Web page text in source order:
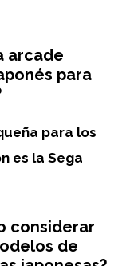
arcade
para
para los
es la Sega
considerar
de